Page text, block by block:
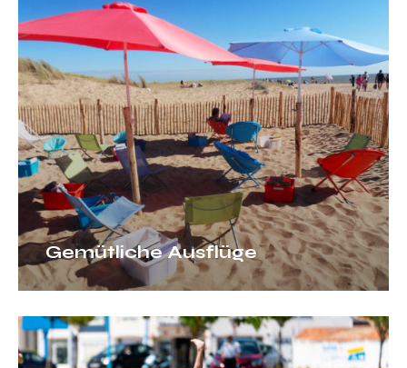
Ausflüge
Gemütliche Ausflüge
Erlebnisse